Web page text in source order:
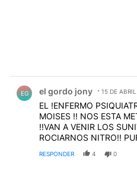
EG el gordo jony 15 DE
EL !ENFERMO
MOISES !! NOS ESTA
!!VAN A VENIR LOS
ROCIARNOS NITRO!!
RESPONDER 4 0